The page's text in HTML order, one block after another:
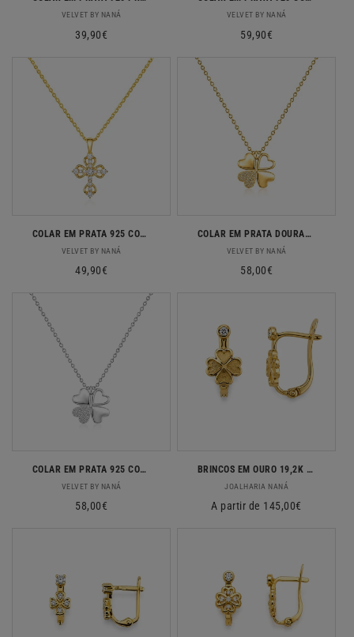
Fornecedor:
VELVET BY NANÁ
Preço
39,90€
Fornecedor:
VELVET BY NANÁ
Preço
59,90€
COLAR EM PRATA 925 COM CRUZ E ZIRCONIAS DOURADO
Fornecedor:
VELVET BY NANÁ
Preço
49,90€
COLAR EM PRATA DOURADA COM TREVO E ZIRCONIAS
Fornecedor:
VELVET BY NANÁ
Preço
58,00€
COLAR EM PRATA 925 COM TREVO E ZIRCONIAS
Fornecedor:
VELVET BY NANÁ
Preço
58,00€
BRINCOS EM OURO 19,2K COM ZIRCONIAS
Fornecedor:
JOALHARIA NANÁ
Preço
A partir de 145,00€